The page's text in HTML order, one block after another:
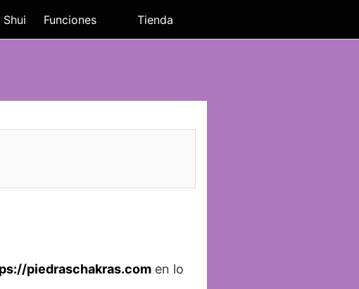
Shui Funciones Tienda
piedraschakras.com en lo